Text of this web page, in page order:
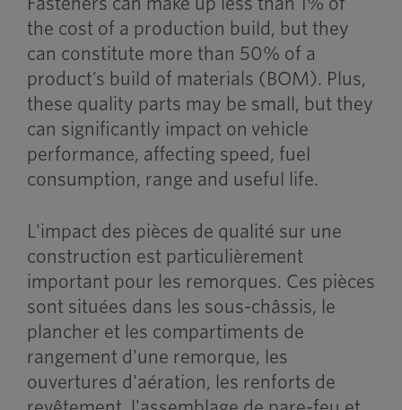
the cost of a production build, but they
can constitute more than 50% of a
product’s build of materials (BOM). Plus,
these quality parts may be small, but they
can significantly impact on vehicle
performance, affecting speed, fuel
consumption, range and useful life.
L'impact des pièces de qualité sur une
construction est particulièrement
important pour les remorques. Ces pièces
sont situées dans les sous-châssis, le
plancher et les compartiments de
rangement d'une remorque, les
ouvertures d'aération, les renforts de